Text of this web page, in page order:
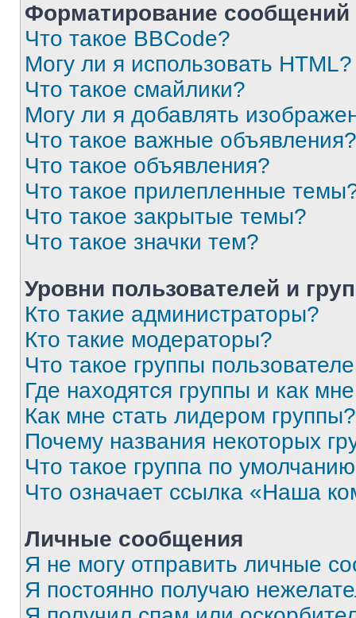
Форматирование
Что такое BBCode?
Могу ли я использовать HTML?
Что такое смайлики?
Могу ли я добавлять
Что такое важные объявления?
Что такое объявления?
Что такое прилепленные
Что такое закрытые темы?
Что такое значки тем?
Уровни пользователей и
Кто такие администраторы?
Кто такие модераторы?
Что такое группы
Где находятся группы и как
Как мне стать лидером группы?
Почему названия некоторых
Что такое группа по
Что означает ссылка «Наша
Личные сообщения
Я не могу отправить личные
Я постоянно получаю